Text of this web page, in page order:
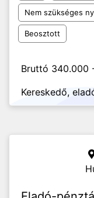
Nem szükséges
Beosztott
Bruttó 340.000
Kereskedő,